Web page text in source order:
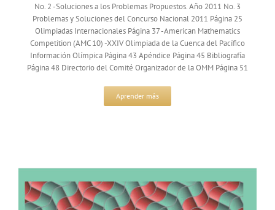
No. 2 -Soluciones a los Problemas Propuestos. Año 2011 No. 3
Problemas y Soluciones del Concurso Nacional 2011 Página 25
Olimpiadas Internacionales Página 37 -American Mathematics
Competition (AMC 10) -XXIV Olimpiada de la Cuenca del Pacífico
Información Olímpica Página 43 Apéndice Página 45 Bibliografía
Página 48 Directorio del Comité Organizador de la OMM Página 51
Aprender más